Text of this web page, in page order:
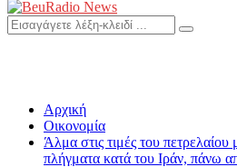
Menu
Search
for:
Search
Αρχική
Οικονομία
Άλμα στις τιμές του πετρελαίου
πλήγματα κατά του Ιράν, πάνω